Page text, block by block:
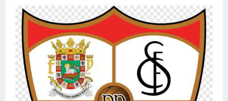
КатегорииФото
Еще картинки...